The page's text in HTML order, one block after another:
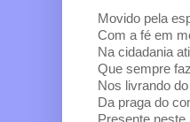
Movido pela
Com a fé em
Na cidadania
Que sempre
Nos livrando
Da praga do
Presente neste